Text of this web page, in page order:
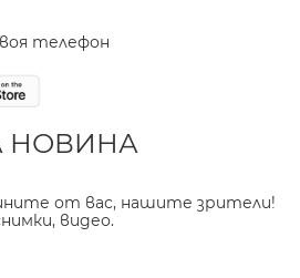
телефон
НОВИНА
от вас, нашите зрители!
видео.